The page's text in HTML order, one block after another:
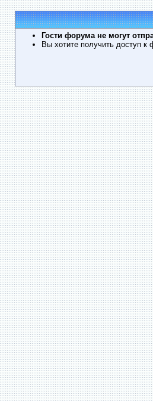
Гости форума не могут
Вы хотите получить доступ к